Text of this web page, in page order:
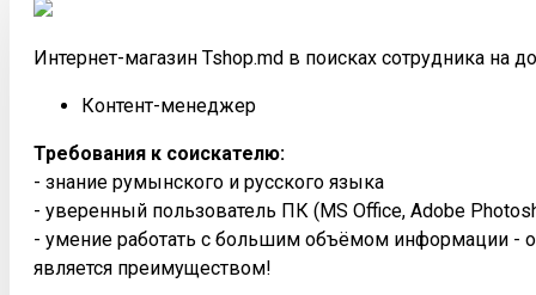
Интернет-магазин Tshop.md в поисках сотрудника на
Контент-менеджер
Требования к соискателю:
- знание румынского и русского языка
- уверенный пользователь ПК (MS Office, Adobe
- умение работать с большим объёмом информации -
является преимуществом!